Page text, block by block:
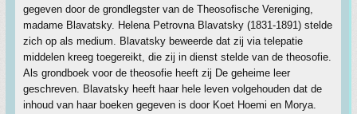
gegeven door de grondlegster van de Theosofische Vereniging,
madame Blavatsky. Helena Petrovna Blavatsky (1831-1891) stelde
zich op als medium. Blavatsky beweerde dat zij via telepatie
middelen kreeg toegereikt, die zij in dienst stelde van de theosofie.
Als grondboek voor de theosofie heeft zij De geheime leer
geschreven. Blavatsky heeft haar hele leven volgehouden dat de
inhoud van haar boeken gegeven is door Koet Hoemi en Morya.